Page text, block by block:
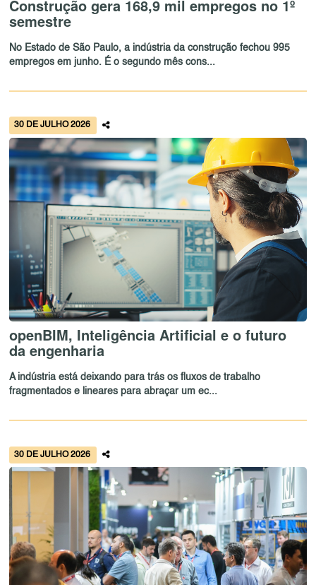
Construção gera 168,9 mil empregos no 1º
semestre
No Estado de São Paulo, a indústria da construção fechou 995
empregos em junho. É o segundo mês cons...
30 DE JULHO 2026
openBIM, Inteligência Artificial e o futuro
da engenharia
A indústria está deixando para trás os fluxos de trabalho
fragmentados e lineares para abraçar um ec...
30 DE JULHO 2026